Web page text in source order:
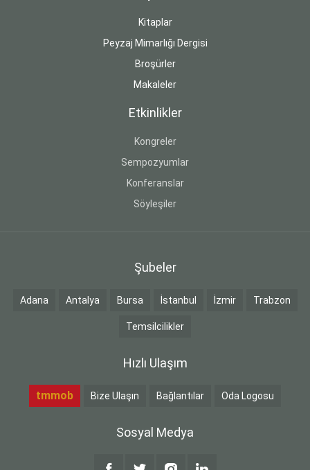
Kitaplar
Peyzaj Mimarlığı Dergisi
Broşürler
Makaleler
Etkinlikler
Kongreler
Sempozyumlar
Konferanslar
Söyleşiler
Şubeler
Adana Antalya Bursa İstanbul İzmir Trabzon
Temsilcilikler
Hızlı Ulaşım
tmmob Bize Ulaşın Bağlantılar Oda Logosu
Sosyal Medya